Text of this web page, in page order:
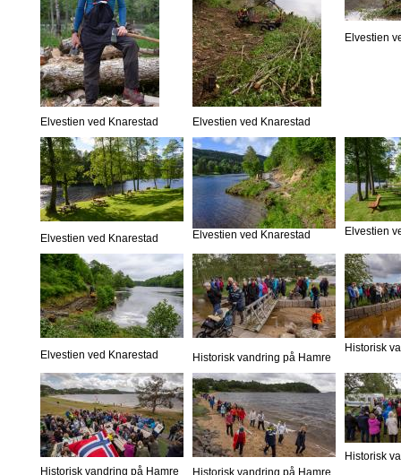
Elvestien ved Knarestad Elvestien ved Knarestad
Elvestien
Elvestien ved Knarestad Elvestien ved Knarestad Elvestien
Elvestien ved Knarestad Historisk vandring på Hamre
Historisk
Historisk vandring på Hamre Historisk vandring på Hamre
Historisk